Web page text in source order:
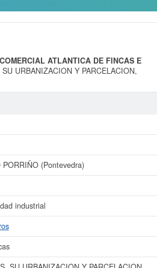
COMERCIAL ATLANTICA DE FINCAS E
URBANIZACION Y PARCELACION,
EN BLOQUES O POR PISOS O
dentro de la categoría CNAE 6832 - Otras
actividades empresariales, la empresa
la última consulta se ha producido el
SL puedeacceder inmediatamente a
de sus años de actividad, así como los
06/2026.
(Pontevedra)
industrial